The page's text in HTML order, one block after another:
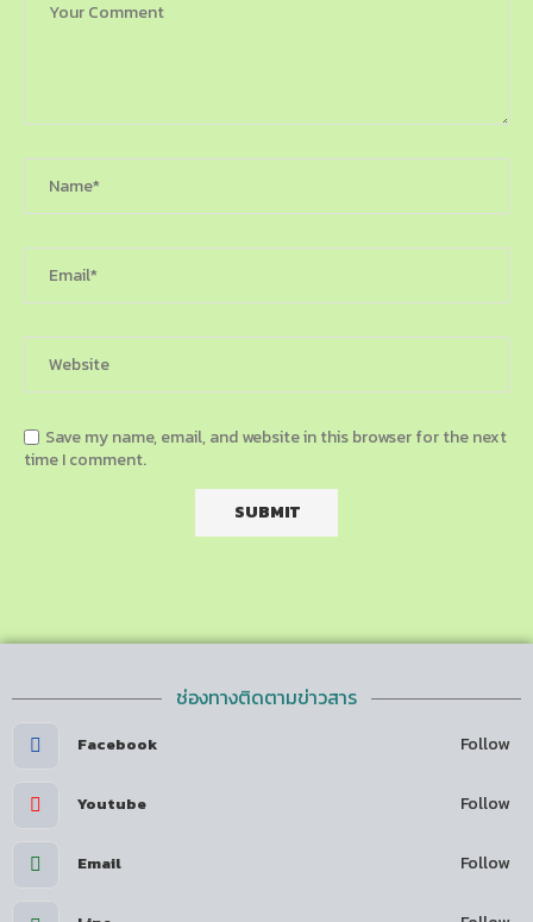
Save my name, email, and website in this browser for the next
time I comment.
ช่องทางติดตามข่าวสาร
Facebook Follow
Youtube Follow
Email Follow